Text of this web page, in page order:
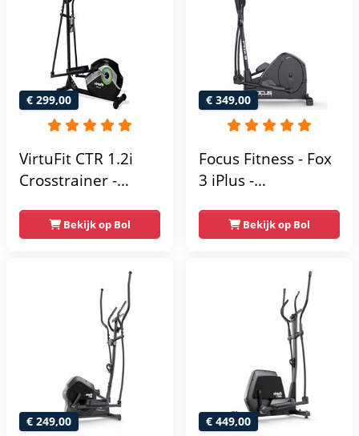
€ 299,00
VirtuFit CTR 1.2i
Crosstrainer -
Programma's -
Bluetooth -
Bekijk op Bol
€ 349,00
Focus Fitness - Fox
3 iPlus -
Hartslagsensoren -
24
Weerstandsniveaus
Bekijk op Bol
€ 249,00 € 449,00